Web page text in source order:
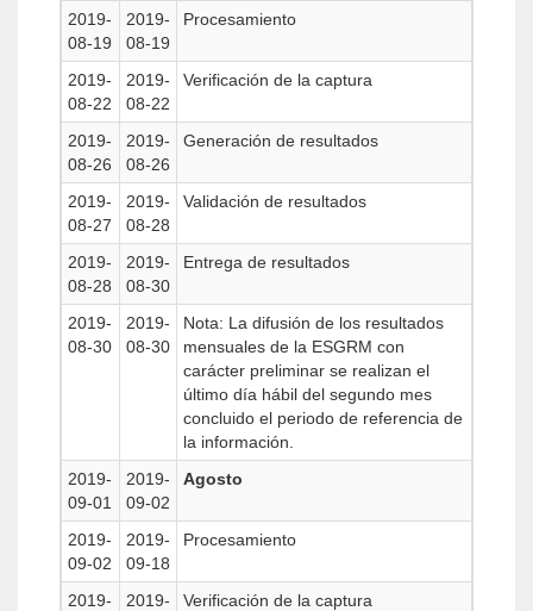
2019-
08-19
2019-
08-19
Procesamiento
2019-
08-22
2019-
08-22
Verificación de la captura
2019-
08-26
2019-
08-26
Generación de resultados
2019-
08-27
2019-
08-28
Validación de resultados
2019-
08-28
2019-
08-30
Entrega de resultados
2019-
08-30
2019-
08-30
Nota: La difusión de los resultados
mensuales de la ESGRM con
carácter preliminar se realizan el
último día hábil del segundo mes
concluido el periodo de referencia de
la información.
2019-
09-01
2019-
09-02
Agosto
2019-
09-02
2019-
09-18
Procesamiento
2019-
2019-
Verificación de la captura